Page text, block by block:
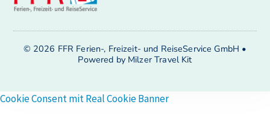
© 2026 FFR Ferien-, Freizeit- und ReiseService GmbH •
Powered by Milzer Travel Kit
Cookie Consent mit Real Cookie Banner